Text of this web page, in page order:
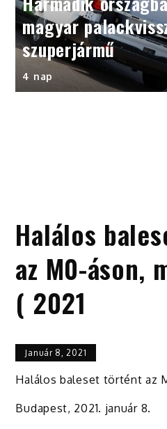
magyar
szuperjármű
4 nap
Halálos
az M0-áson,
( 2021
Január 8, 2021
Halálos baleset történt az
Budapest, 2021. január 8.